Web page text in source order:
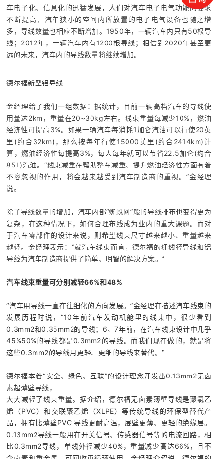
车电子化、信息化的迅猛发展，人们对汽车电子电气功能的要求
不断提高，汽车狭小的空间内所放置的电子电气设备也随之增
多，导线数量也相应不断增加。1950年，一辆汽车内只有50根导
线；2012年，一辆汽车内有1200根导线；相信到2020年甚至更
远的未来，汽车内的导线数量将继续增加。
德尔福新型铝导线
金经理给了我们一组数据：据统计，目前一辆高档汽车的导线使
用量达2km，重量在20~30kg左右。线束重量每减少10%，燃油
经济性可提高3%。如果一辆汽车每消耗1加仑汽油可以行使20英
里(约合32km)，那么按每年行使15000英里(约合2414km)计
算，燃油经济性每提高3%，每人每年就可以节省22.5加仑(约合
85L)汽油。“线束减重在帮助整车减重、提升燃油经济性方面有着
不容忽视的作用，将会越来越受到汽车制造商的重视。”金经理
说。
除了导线数量的增加，汽车内部“蜘蛛网”般的导线排布也变得更为
复杂，在这种情况下，如何合理布线成为业内的重大课题。而对
于汽车零部件的设计来说，则希望线束尺寸越来越小、重量越来
越轻。金经理表示：“就汽车线束而言，德尔福的细线径导线和铝
导线为汽车制造商提供了简单、明智的解决方案。”
汽车线束重量可分别减轻66%和48%
“汽车用导线一直在往细化的方向发展。”金经理在描述汽车线束的
发展历程时说，“10年前汽车发动机舱里的线束中，很少看到
0.3mm2和0.35mm2的导线；6、7年前，在汽车线束设计中几乎
45%50%的导线都是0.3mm2的导线。而我们现在做的，就是将
这些0.3mm2的导线用更轻、更细的导线来替代。”
德尔福本着“安全、绿色、互联”的设计理念开发出0.13mm2无卤
素超薄壁导线，
大大减轻了线束重量。据介绍，德尔福无卤素薄壁导线是聚氯乙
烯（PVC）和交联聚乙烯（XLPE）等传统导线的环保型替代产
品，拥有比薄壁PVC 导线更耐高温，层壁更薄、更轻的绝缘层。
0.13mm2导线一般用在开关信号、传感器信号等的电流回路，相
比0.3mm2导线，单线外径减少40%，重量减少高达66%，且不